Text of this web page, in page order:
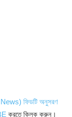
News) ফিডটি অনুসরণ
করতে ক্লিক করুন।